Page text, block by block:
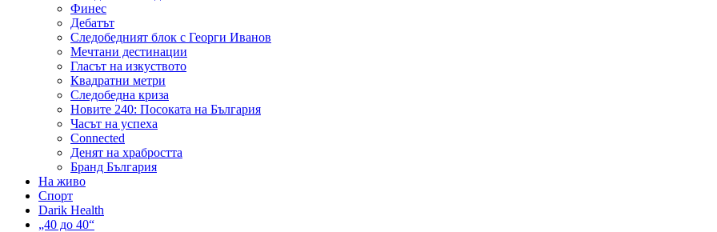
Финес
Дебатът
Следобедният блок с Георги Иванов
Мечтани дестинации
Гласът на изкуството
Квадратни метри
Следобедна криза
Новите 240: Посоката на България
Часът на успеха
Connected
Денят на храбростта
Бранд България
На живо
Спорт
Darik Health
„40 до 40“